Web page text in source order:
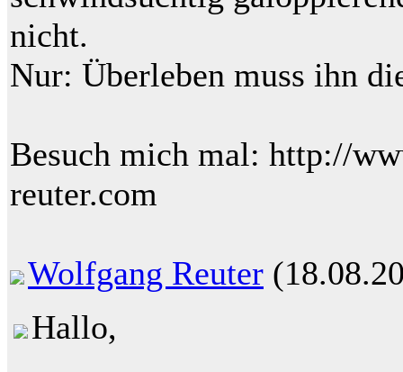
nicht.
Nur: Überleben muss ihn
Besuch mich mal: http://
reuter.com
Wolfgang Reuter
Hallo,